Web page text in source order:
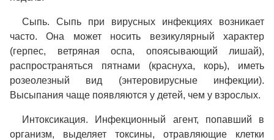
Сыпь. Сыпь при вирусных инфекциях возникает
часто. Она может носить везикулярный характер
(герпес, ветряная оспа, опоясывающий лишай),
распространяться пятнами (краснуха, корь), иметь
розеолезный вид (энтеровирусные инфекции).
Высыпания чаще появляются у детей, чем у взрослых.
Интоксикация. Инфекционный агент, попавший в
организм, выделяет токсины, отравляющие клетки